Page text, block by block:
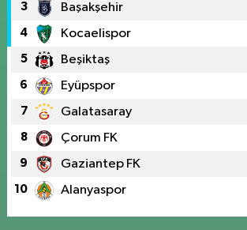
3 Başakşehir
4 Kocaelispor
5 Beşiktaş
6 Eyüpspor
7 Galatasaray
8 Çorum FK
9 Gaziantep FK
10 Alanyaspor